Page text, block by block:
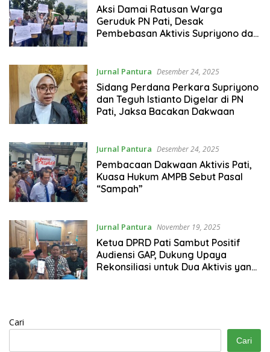
Aksi Damai Ratusan Warga
Geruduk PN Pati, Desak
Pembebasan Aktivis Supriyono dan
Jurnal Pantura Desember 24, 2025
Sidang Perdana Perkara Supriyono
dan Teguh Istianto Digelar di PN
Pati, Jaksa Bacakan Dakwaan
Jurnal Pantura Desember 24, 2025
Pembacaan Dakwaan Aktivis Pati,
Kuasa Hukum AMPB Sebut Pasal
“Sampah”
Jurnal Pantura November 19, 2025
Ketua DPRD Pati Sambut Positif
Audiensi GAP, Dukung Upaya
Rekonsiliasi untuk Dua Aktivis yang
Cari
Cari